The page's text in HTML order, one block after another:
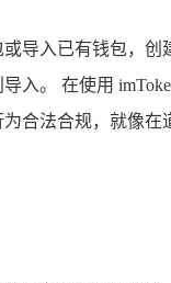
导入已有钱包，
。 在使用
合法合规，就像在